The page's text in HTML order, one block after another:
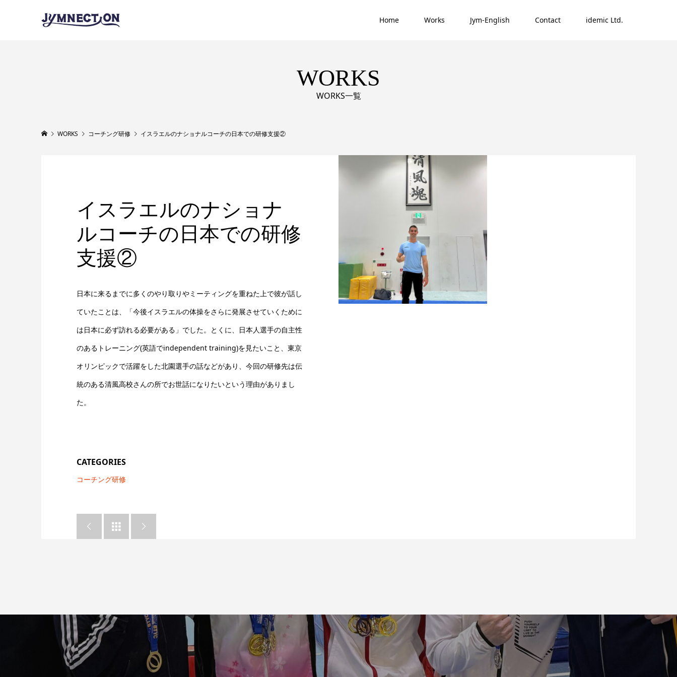
Home Works Jym-English Contact idemic Ltd.
WORKS
WORKS一覧
WORKS コーチング研修 イスラエルのナショナルコーチの日本での研修支援②
イスラエルのナショナ
ルコーチの日本での研修
支援②
日本に来るまでに多くのやり取りやミーティングを重ねた上で彼が話し
ていたことは、「今後イスラエルの体操をさらに発展させていくために
は日本に必ず訪れる必要がある」でした。とくに、日本人選手の自主性
のあるトレーニング(英語でindependent training)を見たいこと、東京
オリンピックで活躍をした北園選手の話などがあり、今回の研修先は伝
統のある清風高校さんの所でお世話になりたいという理由がありまし
た。
CATEGORIES
コーチング研修
  